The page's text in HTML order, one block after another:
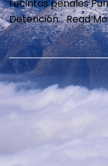
recintos penales
Detención…Read